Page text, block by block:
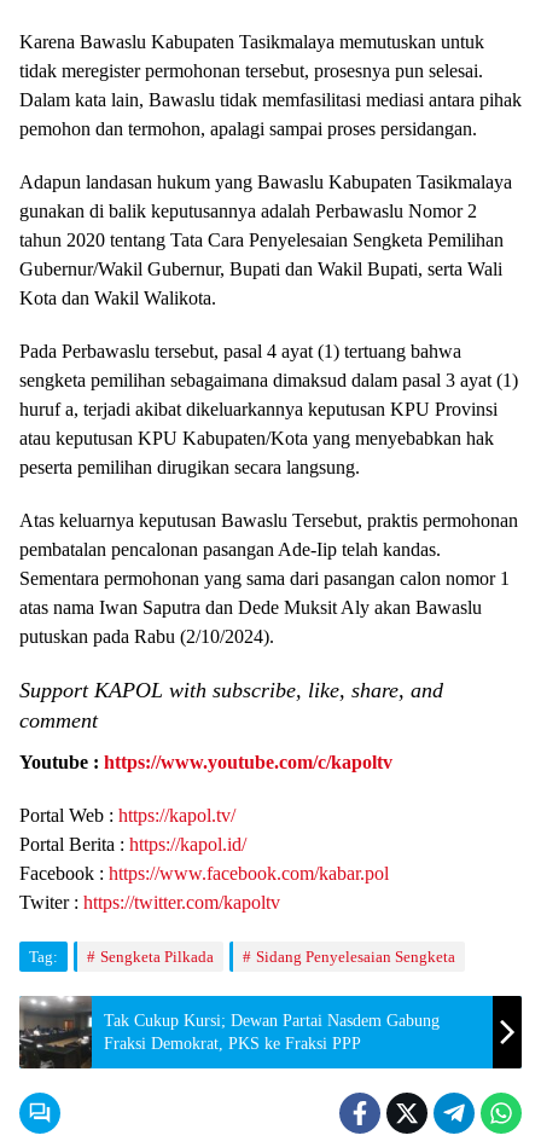
Karena Bawaslu Kabupaten Tasikmalaya memutuskan untuk
tidak meregister permohonan tersebut, prosesnya pun selesai.
Dalam kata lain, Bawaslu tidak memfasilitasi mediasi antara pihak
pemohon dan termohon, apalagi sampai proses persidangan.
Adapun landasan hukum yang Bawaslu Kabupaten Tasikmalaya
gunakan di balik keputusannya adalah Perbawaslu Nomor 2
tahun 2020 tentang Tata Cara Penyelesaian Sengketa Pemilihan
Gubernur/Wakil Gubernur, Bupati dan Wakil Bupati, serta Wali
Kota dan Wakil Walikota.
Pada Perbawaslu tersebut, pasal 4 ayat (1) tertuang bahwa
sengketa pemilihan sebagaimana dimaksud dalam pasal 3 ayat (1)
huruf a, terjadi akibat dikeluarkannya keputusan KPU Provinsi
atau keputusan KPU Kabupaten/Kota yang menyebabkan hak
peserta pemilihan dirugikan secara langsung.
Atas keluarnya keputusan Bawaslu Tersebut, praktis permohonan
pembatalan pencalonan pasangan Ade-Iip telah kandas.
Sementara permohonan yang sama dari pasangan calon nomor 1
atas nama Iwan Saputra dan Dede Muksit Aly akan Bawaslu
putuskan pada Rabu (2/10/2024).
Support KAPOL with subscribe, like, share, and
comment
Youtube : https://www.youtube.com/c/kapoltv
Portal Web : https://kapol.tv/
Portal Berita : https://kapol.id/
Facebook : https://www.facebook.com/kabar.pol
Twiter : https://twitter.com/kapoltv
Tag: Sengketa Pilkada Sidang Penyelesaian Sengketa
Tak Cukup Kursi; Dewan Partai Nasdem Gabung
Fraksi Demokrat, PKS ke Fraksi PPP